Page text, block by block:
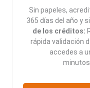
Sin papeles,
365 días del año y
de los créditos:
rápida validación
accedes a
minutos.